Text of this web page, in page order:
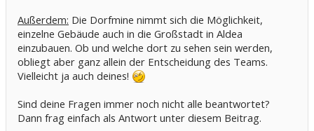
Außerdem: Die Dorfmine nimmt sich die Möglichkeit,
einzelne Gebäude auch in die Großstadt in Aldea
einzubauen. Ob und welche dort zu sehen sein werden,
obliegt aber ganz allein der Entscheidung des Teams.
Vielleicht ja auch deines!
Sind deine Fragen immer noch nicht alle beantwortet?
Dann frag einfach als Antwort unter diesem Beitrag.